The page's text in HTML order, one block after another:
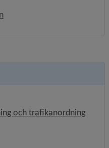
och trafikanordning